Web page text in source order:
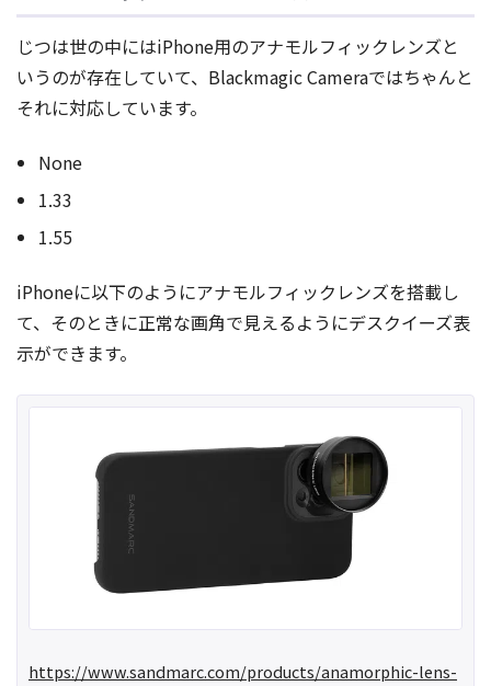
じつは世の中にはiPhone用のアナモルフィックレンズと
いうのが存在していて、Blackmagic Cameraではちゃんと
それに対応しています。
None
1.33
1.55
iPhoneに以下のようにアナモルフィックレンズを搭載し
て、そのときに正常な画角で見えるようにデスクイーズ表
示ができます。
https://www.sandmarc.com/products/anamorphic-lens-